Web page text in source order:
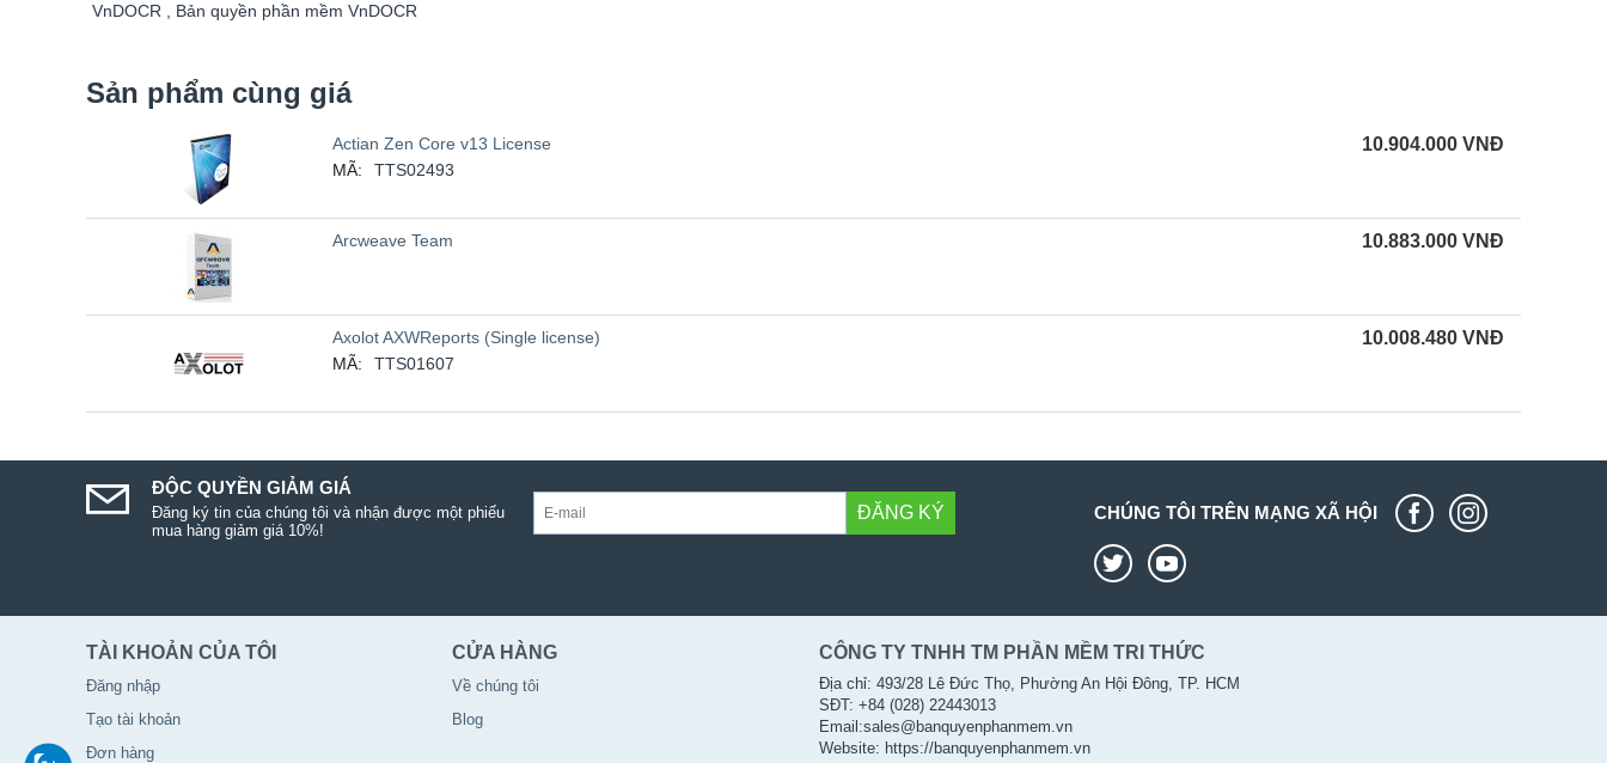
VnDOCR , Bản quyền phần mềm VnDOCR
Sản phẩm cùng giá
Actian Zen Core v13 License
MÃ:
TTS02493
10.904.000 VNĐ
Arcweave Team 10.883.000 VNĐ
Axolot AXWReports (Single license)
MÃ:
TTS01607
10.008.480 VNĐ
ĐỘC QUYỀN GIẢM GIÁ
Đăng ký tin của chúng tôi và nhận được một phiếu
mua hàng giảm giá 10%!
ĐĂNG KÝ CHÚNG TÔI TRÊN MẠNG XÃ HỘI
TÀI KHOẢN CỦA TÔI
Đăng nhập
Tạo tài khoản
Đơn hàng
CỬA HÀNG
Về chúng tôi
Blog
CÔNG TY TNHH TM PHẦN MỀM TRI THỨC
Địa chỉ: 493/28 Lê Đức Thọ, Phường An Hội Đông, TP. HCM
SĐT: +84 (028) 22443013
Email:sales@banquyenphanmem.vn
Website: https://banquyenphanmem.vn